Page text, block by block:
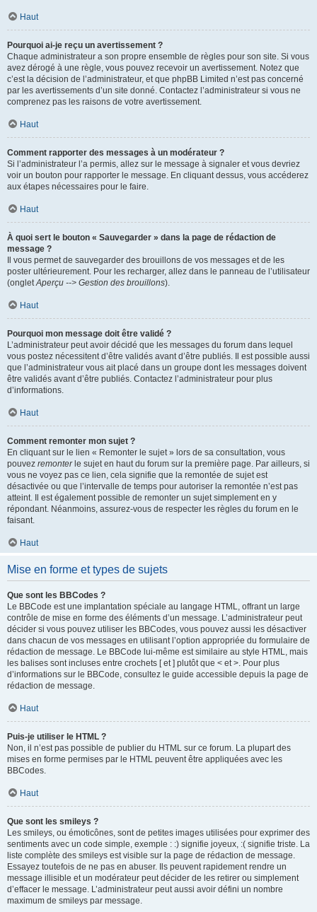
Haut
Pourquoi ai-je reçu un avertissement ?
Chaque administrateur a son propre ensemble de règles pour son site. Si vous
avez dérogé à une règle, vous pouvez recevoir un avertissement. Notez que
c’est la décision de l’administrateur, et que phpBB Limited n’est pas concerné
par les avertissements d’un site donné. Contactez l’administrateur si vous ne
comprenez pas les raisons de votre avertissement.
Haut
Comment rapporter des messages à un modérateur ?
Si l’administrateur l’a permis, allez sur le message à signaler et vous devriez
voir un bouton pour rapporter le message. En cliquant dessus, vous accéderez
aux étapes nécessaires pour le faire.
Haut
À quoi sert le bouton « Sauvegarder » dans la page de rédaction de
message ?
Il vous permet de sauvegarder des brouillons de vos messages et de les
poster ultérieurement. Pour les recharger, allez dans le panneau de l’utilisateur
(ongletAperçu --> Gestion des brouillons).
Haut
Pourquoi mon message doit être validé ?
L’administrateur peut avoir décidé que les messages du forum dans lequel
vous postez nécessitent d’être validés avant d’être publiés. Il est possible aussi
que l’administrateur vous ait placé dans un groupe dont les messages doivent
être validés avant d’être publiés. Contactez l’administrateur pour plus
d’informations.
Haut
Comment remonter mon sujet ?
En cliquant sur le lien « Remonter le sujet » lors de sa consultation, vous
pouvez remonterle sujet en haut du forum sur la première page. Par ailleurs, si
vous ne voyez pas ce lien, cela signifie que la remontée de sujet est
désactivée ou que l’intervalle de temps pour autoriser la remontée n’est pas
atteint. Il est également possible de remonter un sujet simplement en y
répondant. Néanmoins, assurez-vous de respecter les règles du forum en le
faisant.
Haut
Mise en forme et types de sujets
Que sont les BBCodes ?
Le BBCode est une implantation spéciale au langage HTML, offrant un large
contrôle de mise en forme des éléments d’un message. L’administrateur peut
décider si vous pouvez utiliser les BBCodes, vous pouvez aussi les désactiver
dans chacun de vos messages en utilisant l’option appropriée du formulaire de
rédaction de message. Le BBCode lui-même est similaire au style HTML, mais
les balises sont incluses entre crochets [ et ] plutôt que < et >. Pour plus
d’informations sur le BBCode, consultez le guide accessible depuis la page de
rédaction de message.
Haut
Puis-je utiliser le HTML ?
Non, il n’est pas possible de publier du HTML sur ce forum. La plupart des
mises en forme permises par le HTML peuvent être appliquées avec les
BBCodes.
Haut
Que sont les smileys ?
Les smileys, ou émoticônes, sont de petites images utilisées pour exprimer des
sentiments avec un code simple, exemple : :) signifie joyeux, :( signifie triste. La
liste complète des smileys est visible sur la page de rédaction de message.
Essayez toutefois de ne pas en abuser. Ils peuvent rapidement rendre un
message illisible et un modérateur peut décider de les retirer ou simplement
d’effacer le message. L’administrateur peut aussi avoir défini un nombre
maximum de smileys par message.